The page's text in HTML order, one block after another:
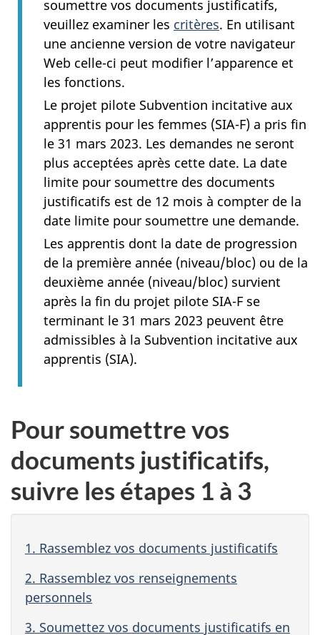
soumettre vos documents justificatifs,
veuillez examiner les critères. En utilisant
une ancienne version de votre navigateur
Web celle-ci peut modifier l’apparence et
les fonctions.
Le projet pilote Subvention incitative aux
apprentis pour les femmes (SIA-F) a pris fin
le 31 mars 2023. Les demandes ne seront
plus acceptées après cette date. La date
limite pour soumettre des documents
justificatifs est de 12 mois à compter de la
date limite pour soumettre une demande.
Les apprentis dont la date de progression
de la première année (niveau/bloc) ou de la
deuxième année (niveau/bloc) survient
après la fin du projet pilote SIA-F se
terminant le 31 mars 2023 peuvent être
admissibles à la Subvention incitative aux
apprentis (SIA).
Pour soumettre vos
documents justificatifs,
suivre les étapes 1 à 3
1. Rassemblez vos documents justificatifs
2. Rassemblez vos renseignements
personnels
3. Soumettez vos documents justificatifs en